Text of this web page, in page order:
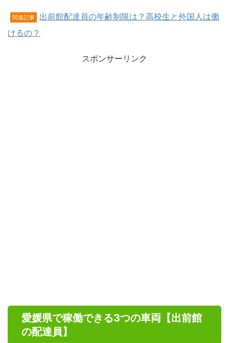
関連記事
出前館配達員の年齢制限は？高校生と外国人は働
けるの？
スポンサーリンク
愛媛県で稼働できる3つの車両【出前館
の配達員】